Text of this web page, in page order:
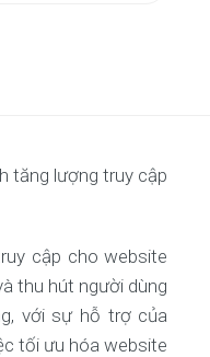
tăng lượng truy cập
cập cho website
thu hút người dùng
với sự hỗ trợ của
tối ưu hóa website